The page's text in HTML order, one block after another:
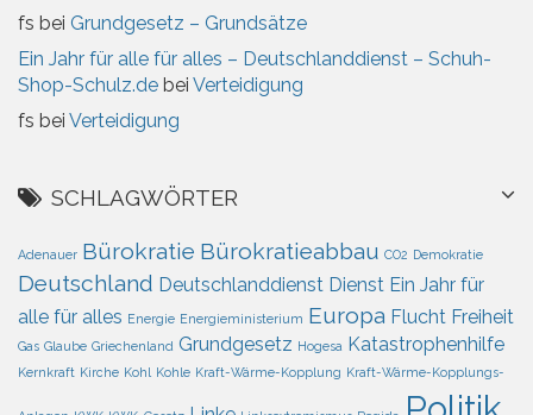
fs bei Grundgesetz – Grundsätze
Ein Jahr für alle für alles – Deutschlanddienst – Schuh-
Shop-Schulz.de bei Verteidigung
fs bei Verteidigung
SCHLAGWÖRTER
Adenauer Bürokratie Bürokratieabbau CO2 Demokratie
Deutschland Deutschlanddienst Dienst Ein Jahr für
alle für alles Energie Energieministerium Europa Flucht Freiheit
Gas Glaube Griechenland Grundgesetz Hogesa Katastrophenhilfe
Kernkraft Kirche Kohl Kohle Kraft-Wärme-Kopplung Kraft-Wärme-Kopplungs-